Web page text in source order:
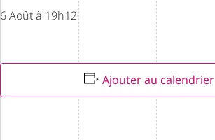
6 Août à 19h12
Ajouter au calendrier